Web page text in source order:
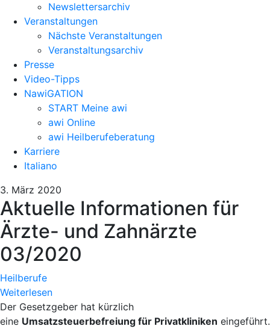
Newslettersarchiv
Veranstaltungen
Nächste Veranstaltungen
Veranstaltungsarchiv
Presse
Video-Tipps
NawiGATION
START Meine awi
awi Online
awi Heilberufeberatung
Karriere
Italiano
3. März 2020
Aktuelle Informationen für
Ärzte- und Zahnärzte
03/2020
Heilberufe
Weiterlesen
Der Gesetzgeber hat kürzlich
eine Umsatzsteuerbefreiung für Privatkliniken eingeführt.